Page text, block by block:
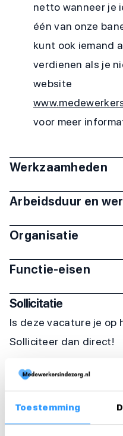
Toestemming
netto wanneer je
één van onze
kunt ook iemand
verdienen als je
website
voor meer
Werkzaamheden
Arbeidsduur en
Organisatie
Functie-eisen
Sollicitatie
Is deze vacature je op
Solliciteer dan direct!
Solliciteer direct
Solliciteer binnen 1